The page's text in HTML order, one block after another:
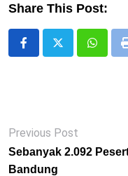
Share This Post:
Previous Post
Sebanyak 2.092
Bandung